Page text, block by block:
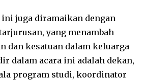
juga diramaikan dengan
yang menambah
dan kesatuan dalam keluarga
dalam acara ini adalah dekan,
program studi, koordinator